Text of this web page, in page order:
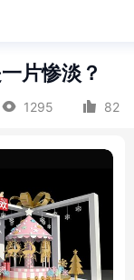
片惨淡？
1295 82